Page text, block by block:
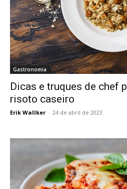
Gastronomia
Dicas e truques de chef
risoto caseiro
Erik Wallker - 24 de abril de 2023